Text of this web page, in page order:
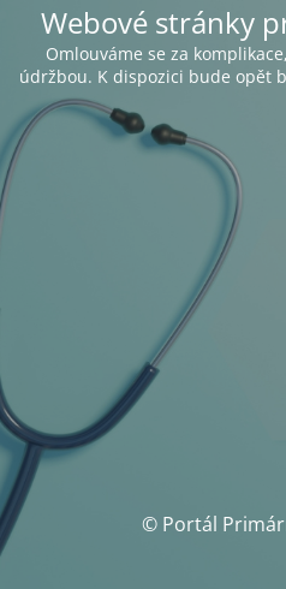
Webové stránky
Omlouváme se za
údržbou. K dispozici bude opět
© Portál